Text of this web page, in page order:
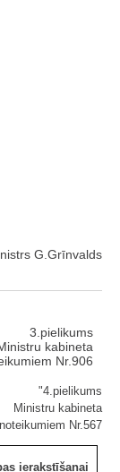
G.Grīnvalds
3.pielikums
kabineta
Nr.906
"4.pielikums
Ministru kabineta
Nr.567
ierakstīšanai